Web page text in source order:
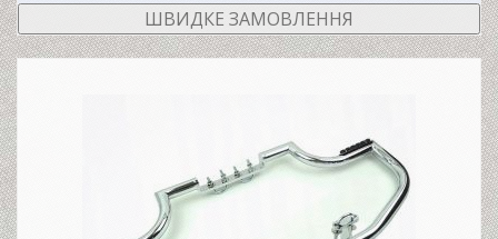
ШВИДКЕ ЗАМОВЛЕННЯ